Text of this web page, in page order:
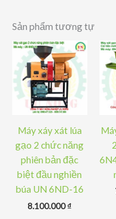
Sản phẩm tương tự
Máy xáy xát lúa
gạo 2 chức năng
phiên bản đặc
biệt đầu nghiền
búa UN 6ND-16
8.100.000₫